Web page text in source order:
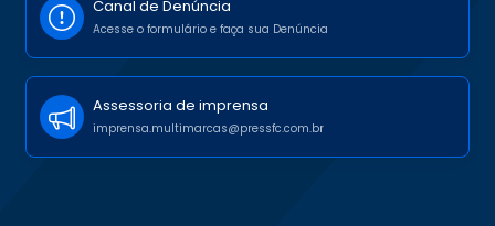
Canal de Denúncia
Acesse o formulário e faça sua Denúncia
Assessoria de imprensa
imprensa.multimarcas@pressfc.com.br